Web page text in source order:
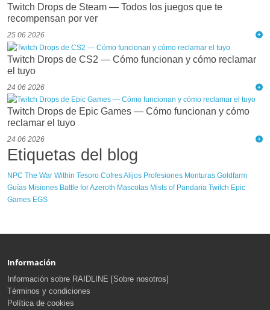
Twitch Drops de Steam — Todos los juegos que te
recompensan por ver
25 06 2026
Twitch Drops de CS2 — Cómo funcionan y cómo reclamar
el tuyo
24 06 2026
Twitch Drops de Epic Games — Cómo funcionan y cómo
reclamar el tuyo
24 06 2026
Etiquetas del blog
NPC The War Within Tesoro CofresAlijos Profesiones Monturas Goldfarm
Guías Misiones Battle for Azeroth Mascotas Mists of Pandaria Twitch Epic
Games EGS
Información
Información sobre RAIDLINE [Sobre nosotros]
Términos y condiciones
Política de cookies